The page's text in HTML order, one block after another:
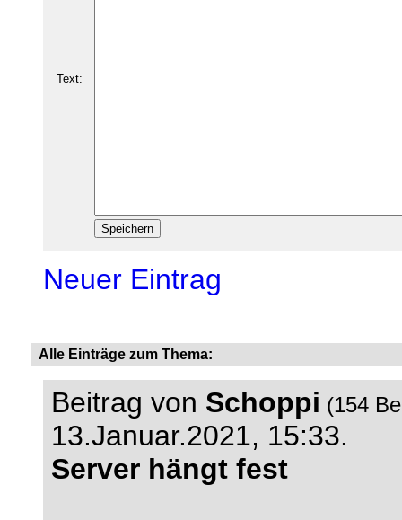
Text:
Neuer Eintrag
Alle Einträge zum Thema:
Beitrag von Schoppi (154
13.Januar.2021, 15:33.
Server hängt fest